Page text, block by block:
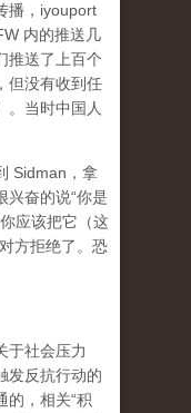
播，iyouport
内的推送几
推送了上百个
但没有收到任
。当时中国人
Sidman，拿
兴奋的说“你是
应该把它（这
方拒绝了。恐
于社会压力
发反抗行动的
的，相关“积